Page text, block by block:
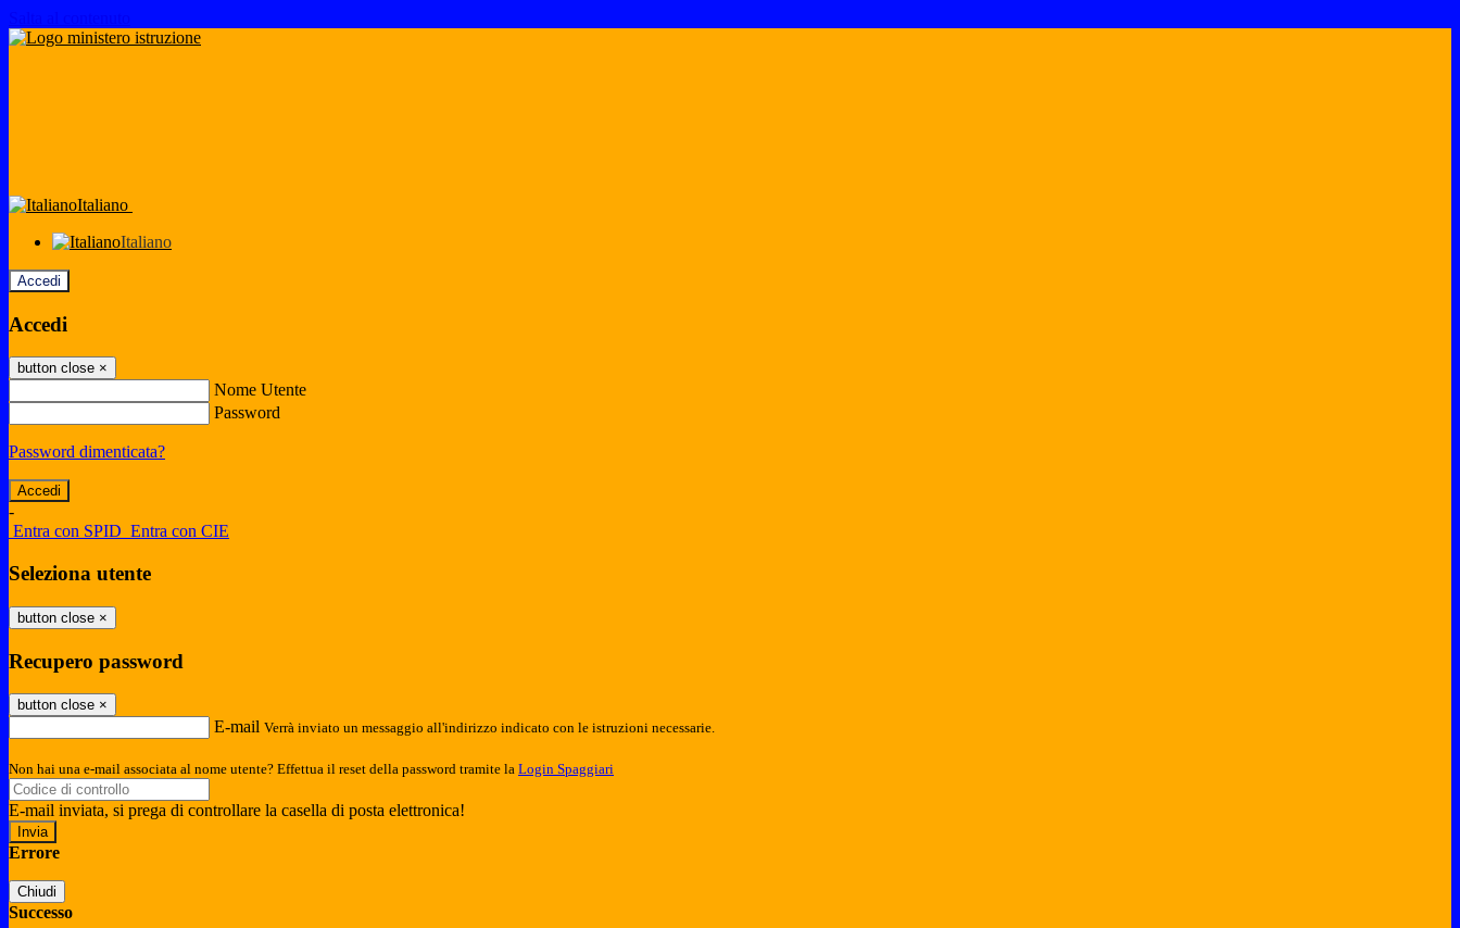
Italiano
Italiano
Accedi
Accedi
button close ×
Nome Utente
Password
Password dimenticata?
-
Entra con SPID Entra con CIE
Seleziona utente
button close ×
Recupero password
button close ×
E-mail Verrà inviato un messaggio all'indirizzo indicato con le istruzioni necessarie.
Non hai una e-mail associata al nome utente? Effettua il reset della password tramite la Login Spaggiari
E-mail inviata, si prega di controllare la casella di posta elettronica!
Errore
Chiudi
Successo